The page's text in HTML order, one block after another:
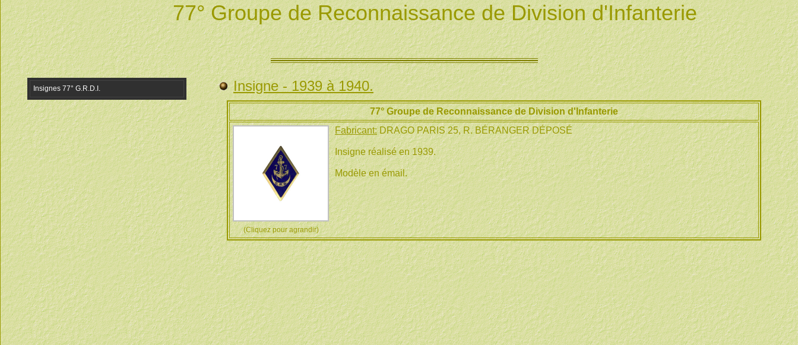
77° Groupe de Reconnaissance de Division d'Infanterie
Insigne - 1939 à 1940.
77° Groupe de Reconnaissance de Division d'Infanterie
(Cliquez pour agrandir)
Fabricant:DRAGO PARIS 25, R. BÉRANGER DÉPOSÉ
Insigne réalisé en 1939.
Modèle en émail.